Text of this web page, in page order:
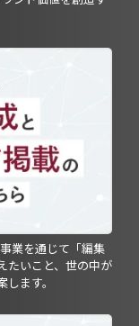
業を通じて「編集
たいこと、世の中が
ます。